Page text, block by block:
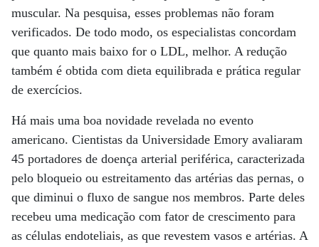
muscular. Na pesquisa, esses problemas não foram
verificados. De todo modo, os especialistas concordam
que quanto mais baixo for o LDL, melhor. A redução
também é obtida com dieta equilibrada e prática regular
de exercícios.
Há mais uma boa novidade revelada no evento
americano. Cientistas da Universidade Emory avaliaram
45 portadores de doença arterial periférica, caracterizada
pelo bloqueio ou estreitamento das artérias das pernas, o
que diminui o fluxo de sangue nos membros. Parte deles
recebeu uma medicação com fator de crescimento para
as células endoteliais, as que revestem vasos e artérias. A